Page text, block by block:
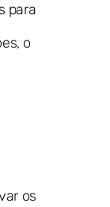
para
o
os